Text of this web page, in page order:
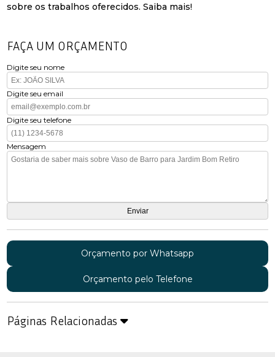
sobre os trabalhos oferecidos. Saiba mais!
FAÇA UM ORÇAMENTO
Digite seu nome
Digite seu email
Digite seu telefone
Mensagem
Orçamento por Whatsapp
Orçamento pelo Telefone
Páginas Relacionadas